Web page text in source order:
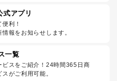
式アプリ
利！
報をお知らせします。
一覧
ビスをご紹介！24時間365日商
がご利用可能。